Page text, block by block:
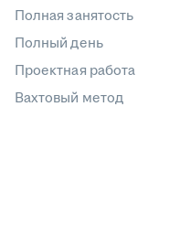
Полная занятость
Полный день
Проектная работа
Вахтовый метод